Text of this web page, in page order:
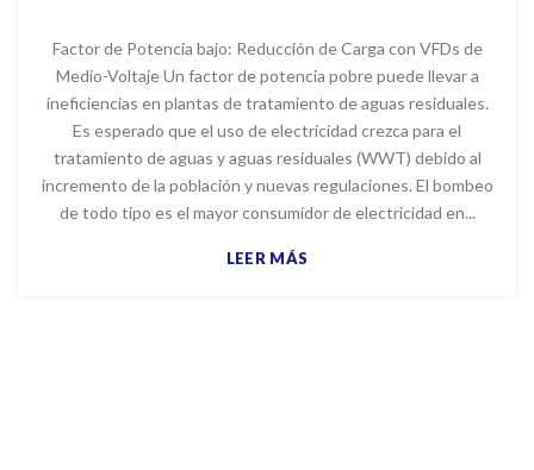
Factor de Potencia bajo: Reducción de Carga con VFDs de
Medio-Voltaje Un factor de potencia pobre puede llevar a
ineficiencias en plantas de tratamiento de aguas residuales.
Es esperado que el uso de electricidad crezca para el
tratamiento de aguas y aguas residuales (WWT) debido al
incremento de la población y nuevas regulaciones. El bombeo
de todo tipo es el mayor consumidor de electricidad en...
LEER MÁS